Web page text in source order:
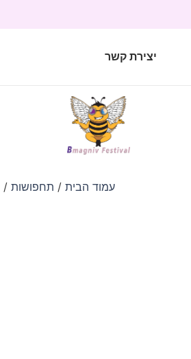
יצירת קשר
עמוד הבית/ תחפושות/